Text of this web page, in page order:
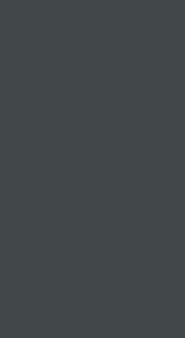
1965 Half Note
Trio